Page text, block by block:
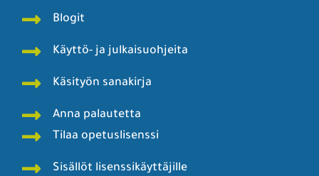
Blogit
Käyttö- ja julkaisuohjeita
Käsityön sanakirja
Anna palautetta
Tilaa opetuslisenssi
Sisällöt lisenssikäyttäjille